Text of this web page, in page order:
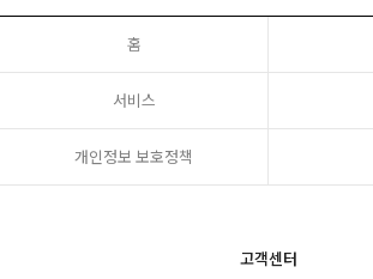
홈
서비스
개인정보 보호정책
고객센터